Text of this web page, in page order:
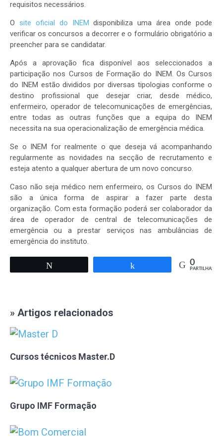
requisitos necessários.
O site oficial do INEM disponibiliza uma área onde pode
verificar os concursos a decorrer e o formulário obrigatório a
preencher para se candidatar.
Após a aprovação fica disponível aos seleccionados a
participação nos Cursos de Formação do INEM. Os Cursos
do INEM estão divididos por diversas tipologias conforme o
destino profissional que desejar criar, desde médico,
enfermeiro, operador de telecomunicações de emergências,
entre todas as outras funções que a equipa do INEM
necessita na sua operacionalização de emergência médica.
Se o INEM for realmente o que deseja vá acompanhando
regularmente as novidades na secção de recrutamento e
esteja atento a qualquer abertura de um novo concurso.
Caso não seja médico nem enfermeiro, os Cursos do INEM
são a única forma de aspirar a fazer parte desta
organização. Com esta formação poderá ser colaborador da
área de operador de central de telecomunicações de
emergência ou a prestar serviços nas ambulâncias de
emergência do instituto.
0
PARTILHAS
» Artigos relacionados
Cursos técnicos Master.D
Grupo IMF Formação